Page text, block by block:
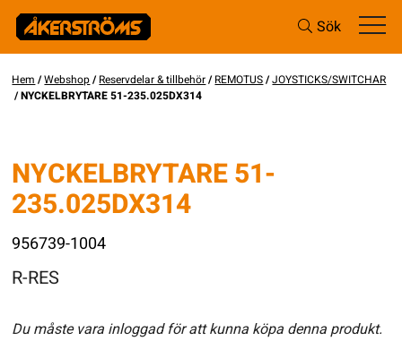
Sök
Hem /Webshop/Reservdelar & tillbehör/REMOTUS/JOYSTICKS/SWITCHAR
/ NYCKELBRYTARE 51-235.025DX314
NYCKELBRYTARE 51-
235.025DX314
956739-1004
R-RES
Du måste vara inloggad för att kunna köpa denna produkt.